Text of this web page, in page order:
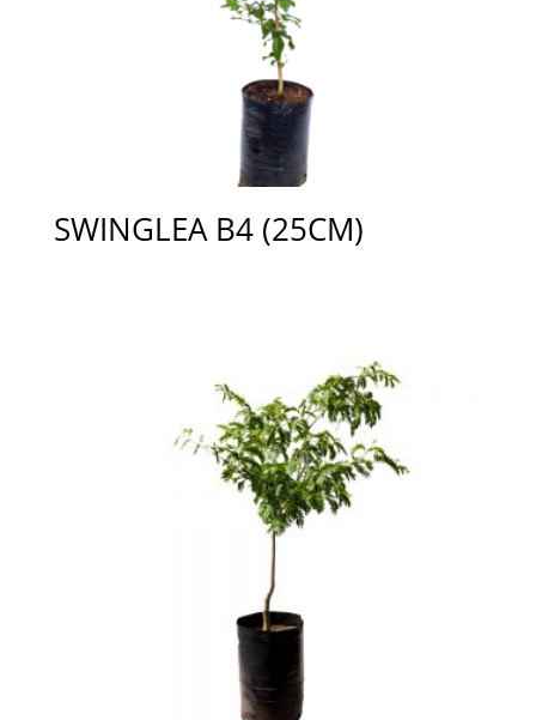
SWINGLEA B4 (25CM)